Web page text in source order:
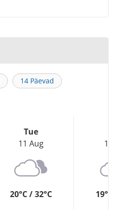
14 Päevad
Tue
11 Aug
20°C / 32°C
12
19°C